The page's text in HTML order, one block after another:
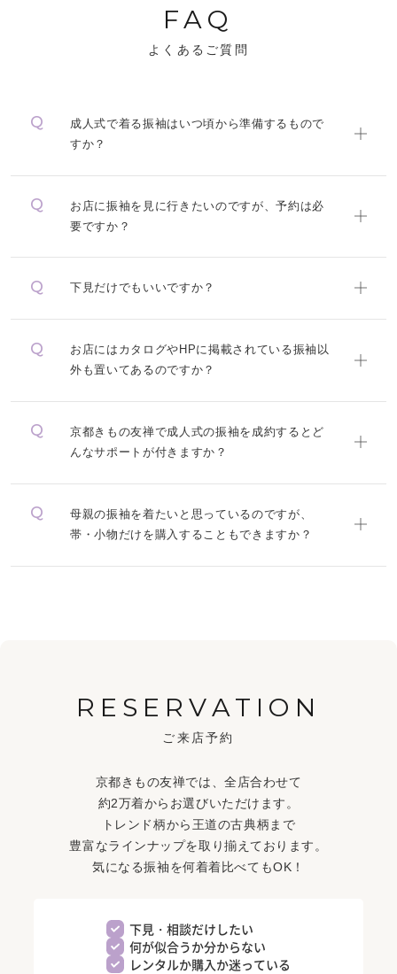
FAQ
よくあるご質問
成人式で着る振袖はいつ頃から準備するもので
すか？
お店に振袖を見に行きたいのですが、予約は必
要ですか？
下見だけでもいいですか？
お店にはカタログやHPに掲載されている振袖以
外も置いてあるのですか？
京都きもの友禅で成人式の振袖を成約するとど
んなサポートが付きますか？
母親の振袖を着たいと思っているのですが、
帯・小物だけを購入することもできますか？
RESERVATION
ご来店予約
京都きもの友禅では、全店合わせて
約2万着からお選びいただけます。
トレンド柄から王道の古典柄まで
豊富なラインナップを取り揃えております。
気になる振袖を何着着比べてもOK！
下見・相談だけしたい
何が似合うか分からない
レンタルか購入か迷っている